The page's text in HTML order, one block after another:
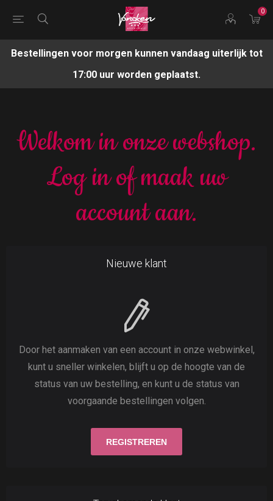
0
Bestellingen voor morgen kunnen vandaag uiterlijk tot
17:00 uur worden geplaatst.
Welkom in onze webshop.
Log in of maak uw
account aan.
Nieuwe klant
Door het aanmaken van een account in onze webwinkel,
kunt u sneller winkelen, blijft u op de hoogte van de
status van uw bestelling, en kunt u de status van
voorgaande bestellingen volgen.